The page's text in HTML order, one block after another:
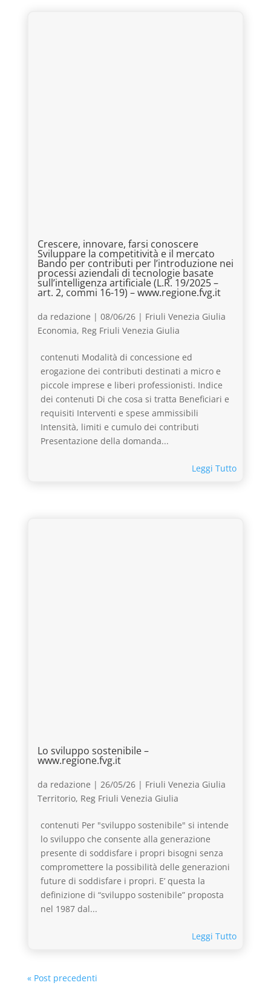
Crescere, innovare, farsi conoscere
Sviluppare la competitività e il mercato
Bando per contributi per l’introduzione nei
processi aziendali di tecnologie basate
sull’intelligenza artificiale (L.R. 19/2025 –
art. 2, commi 16-19) – www.regione.fvg.it
da redazione | 08/06/26| Friuli Venezia Giulia
Economia, Reg Friuli Venezia Giulia
contenuti Modalità di concessione ed
erogazione dei contributi destinati a micro e
piccole imprese e liberi professionisti. Indice
dei contenuti Di che cosa si tratta Beneficiari e
requisiti Interventi e spese ammissibili
Intensità, limiti e cumulo dei contributi
Presentazione della domanda...
Leggi Tutto
Lo sviluppo sostenibile –
www.regione.fvg.it
da redazione | 26/05/26| Friuli Venezia Giulia
Territorio, Reg Friuli Venezia Giulia
contenuti Per "sviluppo sostenibile" si intende
lo sviluppo che consente alla generazione
presente di soddisfare i propri bisogni senza
compromettere la possibilità delle generazioni
future di soddisfare i propri. E’ questa la
definizione di “sviluppo sostenibile” proposta
nel 1987 dal...
Leggi Tutto
« Post precedenti